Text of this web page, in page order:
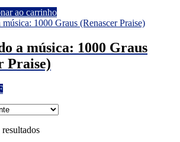
ao carrinho
a música: 1000 Graus
Praise)
Classificado